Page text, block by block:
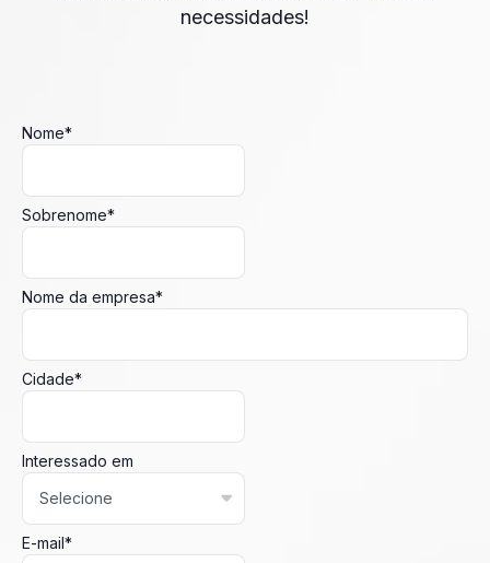
necessidades!
Nome*
Sobrenome*
Nome da empresa*
Cidade*
Interessado em
E-mail*